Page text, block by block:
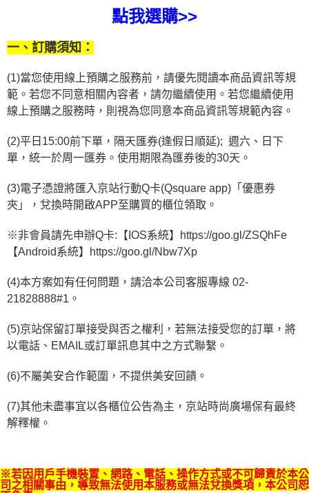
3.完整用戶服務條款，請詳閱以下連結：https://oppay.tw/userRule
易，需依本服務之必要範圍內提供個人資料，並將交易相關給付款項請求債
２．關於個人資料處理事宜，請瀏覽以下網址：
https://aftee.tw/terms/#terms3
３．未成年的使用者請事先徵得法定代理人或監護人之同意方可使用
「AFTEE先享後付」，若未經同意申辦者引起之損失，本公司不負相關責
４．使用「AFTEE先享後付」時，將依據個別帳號之用戶狀況，依本公司即
時審查核予不同之上限額度；若仍有額度不足之情形，本公司將視審查結果
請求用戶進行身份認證。
恩沛科技股份有限公司將有權停止該用戶之使用額度並採取法律行動。
點我選購>>
一、訂購須知：
(1)當您使用線上預購之服務前，請優先閱讀本商品資訊等規
範。若您不同意相關內容者，請勿繼續使用。若您繼續使用
線上預購之服務時，則視為您同意本商品資訊等規範內容。
(2)平日15:00前下單，隔天匯券(逢假日順延);  週六、日下
單，統一於周一匯券。使用期限為匯券後的30天。
(3)電子憑證將匯入京站行動Q卡(Qsquare app)「優惠券
夾」，兌換時開啟APP至購買的櫃位領取。
※非會員請先申辦Q卡:【IOS系統】https://goo.gl/ZSQhFe
【Android系統】https://goo.gl/Nbw7Xp
(4)本方案如有任何問題，請洽本公司客服專線 02-
21828888#1。
(5)京站保留訂單接受與否之權利，若無法接受您的訂單，將
以電話、EMAIL或訂單訊息其中之方式聯繫。
(6)不屬美安合作範圍，不提供美安回饋。
(7)其他未盡事宜以各櫃位公告為主，京站時尚廣場保有最終
解釋權。
※若因用戶手機裝置、網路、電話、操作方式或不可歸責於本公
司之相關事由，導致無法使用本服務或無法兌換獎項，本公司恕